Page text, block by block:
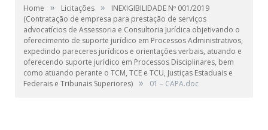
Home » Licitações »
INEXIGIBILIDADE Nº 001/2019
(Contratação de empresa para prestação de serviços
advocatícios de Assessoria e Consultoria Jurídica objetivando o
oferecimento de suporte jurídico em Processos Administrativos,
expedindo pareceres jurídicos e orientações verbais, atuando e
oferecendo suporte jurídico em Processos Disciplinares, bem
como atuando perante o TCM, TCE e TCU, Justiças Estaduais e
Federais e Tribunais Superiores) » 01 – CAPA.doc